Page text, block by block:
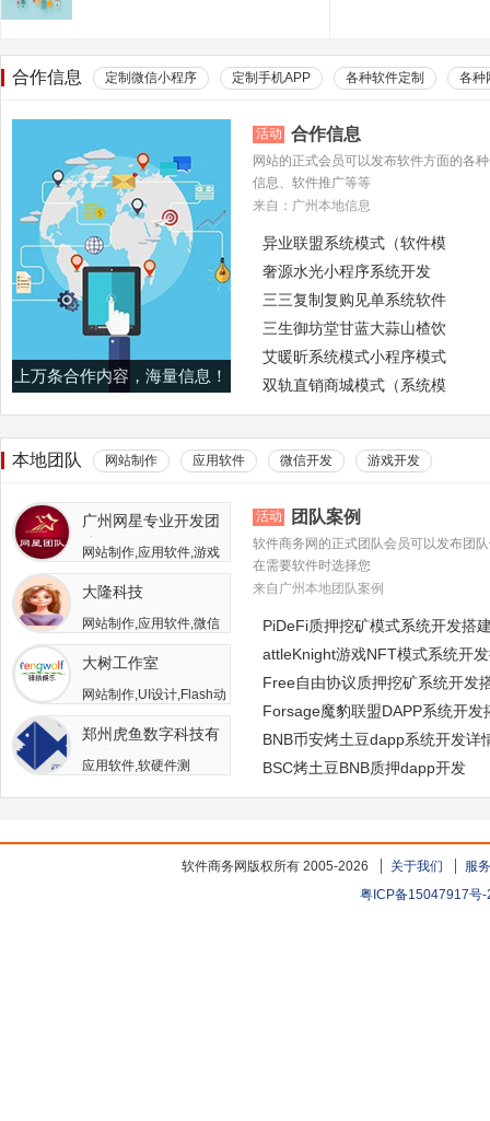
合作信息 定制微信小程序 定制手机APP 各种软件定制 各种
上万条合作内容，海量信息！
活动 合作信息
网站的正式会员可以发布软件方面的各
信息、软件推广等等
来自：广州本地信息
异业联盟系统模式（软件模
奢源水光小程序系统开发
三三复制复购见单系统软件
三生御坊堂甘蓝大蒜山楂饮
艾暖昕系统模式小程序模式
双轨直销商城模式（系统模
本地团队 网站制作 应用软件 微信开发 游戏开发
广州网星专业开发团
队
网站制作,应用软件,游戏
开发
大隆科技
网站制作,应用软件,微信
开发,游戏开发,APP开发,
软件二次开发
大树工作室
网站制作,UI设计,Flash动
画,游戏开发,APP开发,广
告包装设计
郑州虎鱼数字科技有
限公司
应用软件,软硬件测
活动 团队案例
软件商务网的正式团队会员可以发布团
在需要软件时选择您
来自广州本地团队案例
PiDeFi质押挖矿模式系统开发搭
attleKnight游戏NFT模式系统开
Free自由协议质押挖矿系统开发
Forsage魔豹联盟DAPP系统开发
BNB币安烤土豆dapp系统开发详
BSC烤土豆BNB质押dapp开发
软件商务网版权所有 2005-2026 关于我们
服
粤ICP备15047917号-